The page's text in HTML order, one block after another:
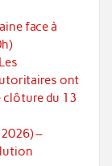
face à
ont
clôture du 13
–